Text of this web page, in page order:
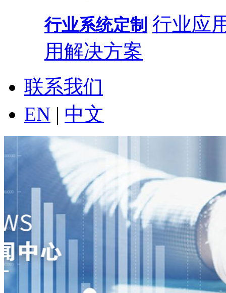
行业系统定制 行业应
用解决方案
联系我们
EN | 中文